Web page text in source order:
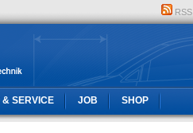
RSS
SERVICE JOB SHOP